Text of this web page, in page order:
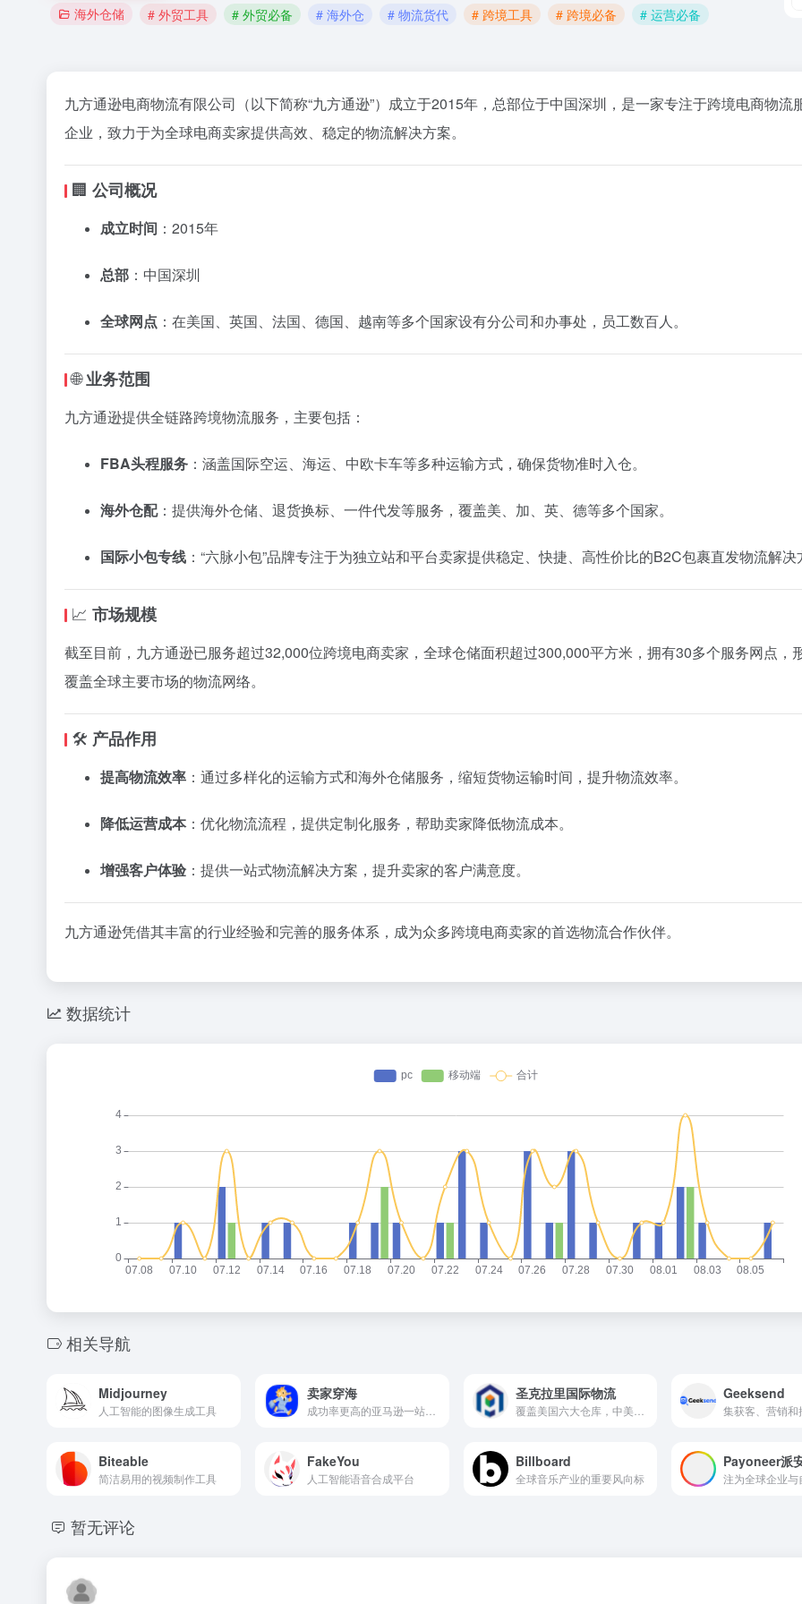
海外仓储 # 外贸工具 # 外贸必备 # 海外仓 # 物流货代 # 跨境工具 # 跨境必备 # 运营必备
九方通逊电商物流有限公司（以下简称“九方通逊”） 成立于2015年， 总部位于中国深圳， 是一家专注于跨境电商物流
企业， 致力于为全球电商卖家提供高效、 稳定的物流解决方案。
🏢 公司概况
成立时间 ： 2015年
总部 ： 中国深圳
全球网点 ： 在美国、 英国、 法国、 德国、 越南等多个国家设有分公司和办事处， 员工数百人。
🌐业务范围
九方通逊提供全链路跨境物流服务， 主要包括：
FBA头程服务 ： 涵盖国际空运、 海运、 中欧卡车等多种运输方式， 确保货物准时入仓。
海外仓配： 提供海外仓储、 退货换标、 一件代发等服务， 覆盖美、 加、 英、 德等多个国家。
国际小包专线 ： “六脉小包”品牌专注于为独立站和平台卖家提供稳定、快捷、 高性价比的B2C包裹直发物流解决
📈 市场规模
截至目前， 九方通逊已服务超过32,000位跨境电商卖家， 全球仓储面积超过300,000平方米， 拥有30多个服务网点，
覆盖全球主要市场的物流网络。
🛠️ 产品作用
提高物流效率 ： 通过多样化的运输方式和海外仓储服务， 缩短货物运输时间， 提升物流效率。
降低运营成本： 优化物流流程， 提供定制化服务， 帮助卖家降低物流成本。
增强客户体验 ： 提供一站式物流解决方案， 提升卖家的客户满意度。
九方通逊凭借其丰富的行业经验和完善的服务体系， 成为众多跨境电商卖家的首选物流合作伙伴。
数据统计
相关导航
Midjourney
人工智能的图像生成工具
卖家穿海
成功率更高的亚马逊一站式选品运营工具
圣克拉里国际物流 Geeksend
Biteable
简洁易用的视频制作工具
FakeYou
人工智能语音合成平台
Billboard
全球音乐产业的重要风向标
Payoneer派
暂无评论